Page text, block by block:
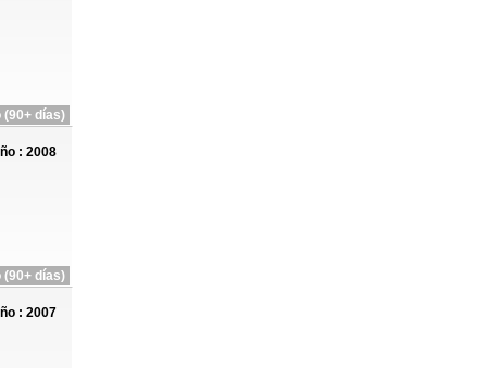
días)
: 2008
días)
: 2007